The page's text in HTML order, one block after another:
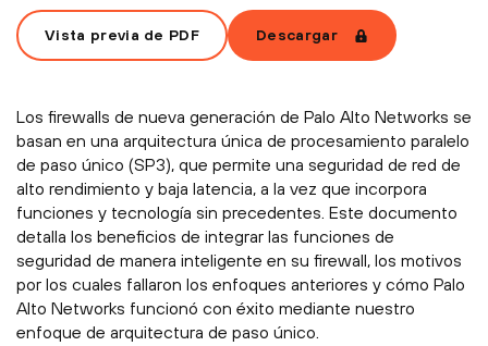
Vista previa de PDF Descargar
Los firewalls de nueva generación de Palo Alto Networks se
basan en una arquitectura única de procesamiento paralelo
de paso único (SP3), que permite una seguridad de red de
alto rendimiento y baja latencia, a la vez que incorpora
funciones y tecnología sin precedentes. Este documento
detalla los beneficios de integrar las funciones de
seguridad de manera inteligente en su firewall, los motivos
por los cuales fallaron los enfoques anteriores y cómo Palo
Alto Networks funcionó con éxito mediante nuestro
enfoque de arquitectura de paso único.